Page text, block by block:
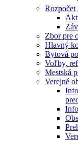
Rozpočet
Zbor pre
Hlavný
Bytová
Voľby,
Mestská
Verejné